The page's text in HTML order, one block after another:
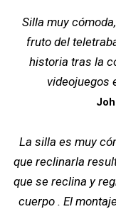
Silla muy
fruto del
historia tras la
videojuegos
La silla es muy
que reclinarla
que se reclina y
cuerpo . El